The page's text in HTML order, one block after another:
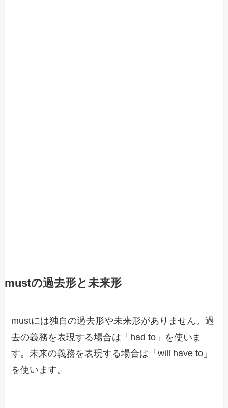
mustの過去形と未来形
mustには独自の過去形や未来形がありません。過
去の義務を表現する場合は「had to」を使いま
す。未来の義務を表現する場合は「will have to」
を使います。